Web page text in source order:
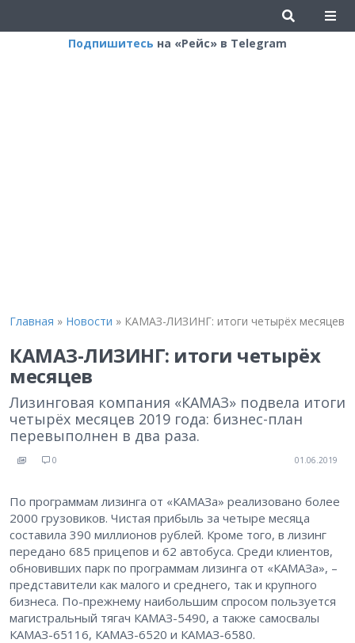
Подпишитесь на «Рейс» в Telegram
Главная » Новости » КАМАЗ-ЛИЗИНГ: итоги четырёх месяцев
КАМАЗ-ЛИЗИНГ: итоги четырёх
месяцев
Лизинговая компания «КАМАЗ» подвела итоги
четырёх месяцев 2019 года: бизнес-план
перевыполнен в два раза.
0 01.06.2019
По программам лизинга от «КАМАЗа» реализовано более
2000 грузовиков. Чистая прибыль за четыре месяца
составила 390 миллионов рублей. Кроме того, в лизинг
передано 685 прицепов и 62 автобуса. Среди клиентов,
обновивших парк по программам лизинга от «КАМАЗа», –
представители как малого и среднего, так и крупного
бизнеса. По-прежнему наибольшим спросом пользуется
магистральный тягач КАМАЗ-5490, а также самосвалы
КАМАЗ-65116, КАМАЗ-6520 и КАМАЗ-6580.